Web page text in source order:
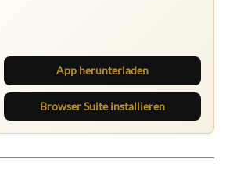
App herunterladen
Browser Suite installieren